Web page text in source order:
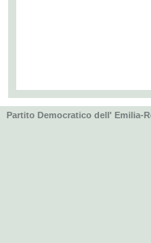
Partito Democratico dell' Emilia-